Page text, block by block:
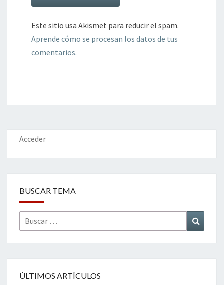
Este sitio usa Akismet para reducir el spam.
Aprende cómo se procesan los datos de tus
comentarios.
Acceder
BUSCAR TEMA
Buscar
por:
ÚLTIMOS ARTÍCULOS